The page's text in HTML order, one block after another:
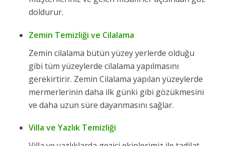
doldurur.
Zemin Temizliği ve Cilalama
Zemin cilalama bütün yüzey yerlerde olduğu
gibi tüm yüzeylerde cilalama yapılmasını
gerekirtirir. Zemin Cilalama yapılan yüzeylerde
mermerlerinin daha ilk günki gibi gözükmesini
ve daha uzun süre dayanmasını sağlar.
Villa ve Yazlık Temizliği